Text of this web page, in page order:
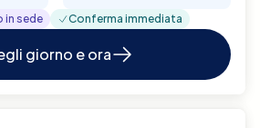
in sede Conferma immediata
giorno e ora